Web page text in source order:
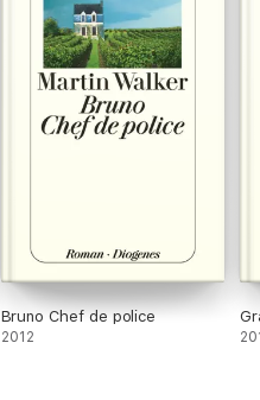
Bruno Chef de police
2012